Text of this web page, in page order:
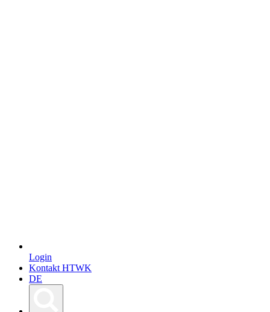
Login
Kontakt HTWK
DE